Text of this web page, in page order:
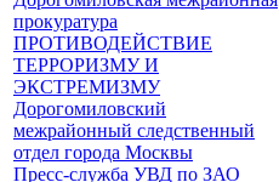
прокуратура
ПРОТИВОДЕЙСТВИЕ
ТЕРРОРИЗМУ И
ЭКСТРЕМИЗМУ
Дорогомиловский
межрайонный следственный
отдел города Москвы
Пресс-служба УВД по ЗАО